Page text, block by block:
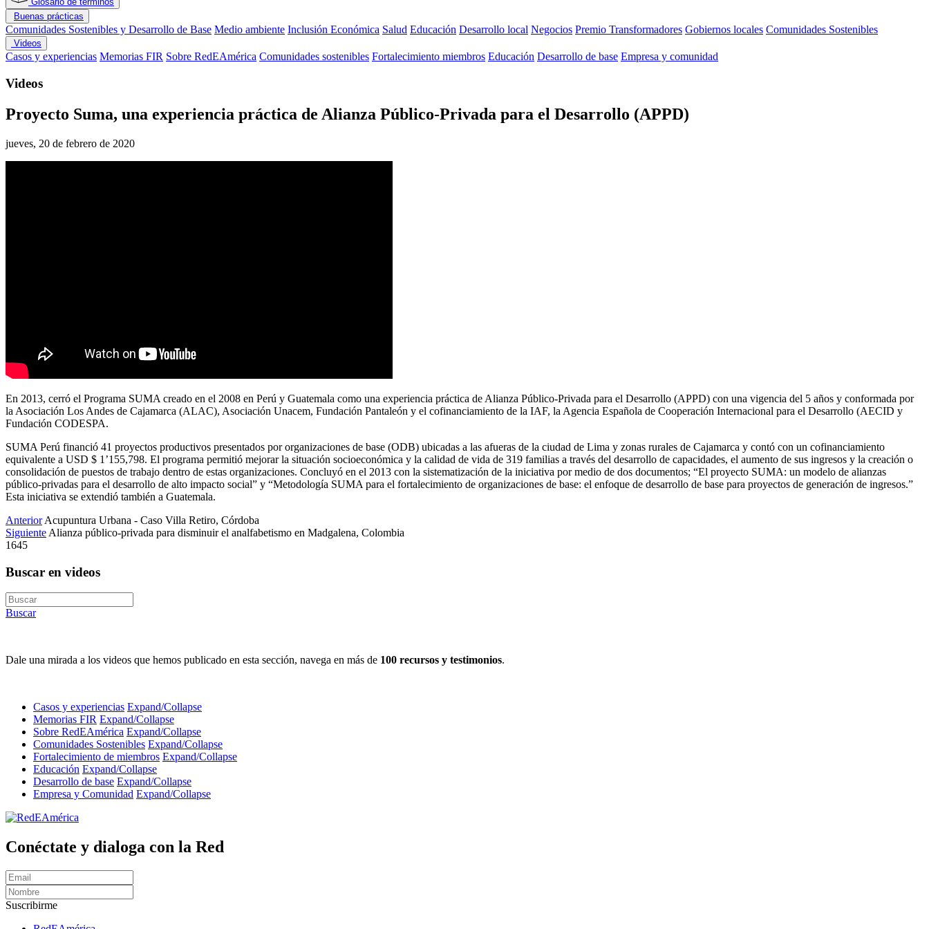
Buenas prácticas
Comunidades Sostenibles y Desarrollo de Base Medio ambiente Inclusión Económica Salud Educación Desarrollo local Negocios Premio Transformadores Gobiernos locales Comunidades Sostenibles
Videos
Casos y experiencias Memorias FIR Sobre RedEAmérica Comunidades sostenibles Fortalecimiento miembros Educación Desarrollo de base Empresa y comunidad
Videos
Proyecto Suma, una experiencia práctica de Alianza Público-Privada para el Desarrollo (APPD)
jueves, 20 de febrero de 2020
En 2013, cerró el Programa SUMA creado en el 2008 en Perú y Guatemala como una experiencia práctica de Alianza Público-Privada para el Desarrollo (APPD) con una vigencia del 5 años y conformada por
la Asociación Los Andes de Cajamarca (ALAC), Asociación Unacem, Fundación Pantaleón y el cofinanciamiento de la IAF, la Agencia Española de Cooperación Internacional para el Desarrollo (AECID y
Fundación CODESPA.
SUMA Perú financió 41 proyectos productivos presentados por organizaciones de base (ODB) ubicadas a las afueras de la ciudad de Lima y zonas rurales de Cajamarca y contó con un cofinanciamiento
equivalente a USD $ 1’155,798. El programa permitió mejorar la situación socioeconómica y la calidad de vida de 319 familias a través del desarrollo de capacidades, el aumento de sus ingresos y la creación o
consolidación de puestos de trabajo dentro de estas organizaciones. Concluyó en el 2013 con la sistematización de la iniciativa por medio de dos documentos; “El proyecto SUMA: un modelo de alianzas
público-privadas para el desarrollo de alto impacto social” y “Metodología SUMA para el fortalecimiento de organizaciones de base: el enfoque de desarrollo de base para proyectos de generación de ingresos.”
Esta iniciativa se extendió también a Guatemala.
Anterior Acupuntura Urbana - Caso Villa Retiro, Córdoba
Siguiente Alianza público-privada para disminuir el analfabetismo en Madgalena, Colombia
1645
Buscar en videos
Buscar
Dale una mirada a los videos que hemos publicado en esta sección, navega en más de 100 recursos y testimonios.
Casos y experiencias Expand/Collapse
Memorias FIR Expand/Collapse
Sobre RedEAmérica Expand/Collapse
Comunidades Sostenibles Expand/Collapse
Fortalecimiento de miembros Expand/Collapse
Educación Expand/Collapse
Desarrollo de base Expand/Collapse
Empresa y Comunidad Expand/Collapse
Conéctate y dialoga con la Red
Suscribirme